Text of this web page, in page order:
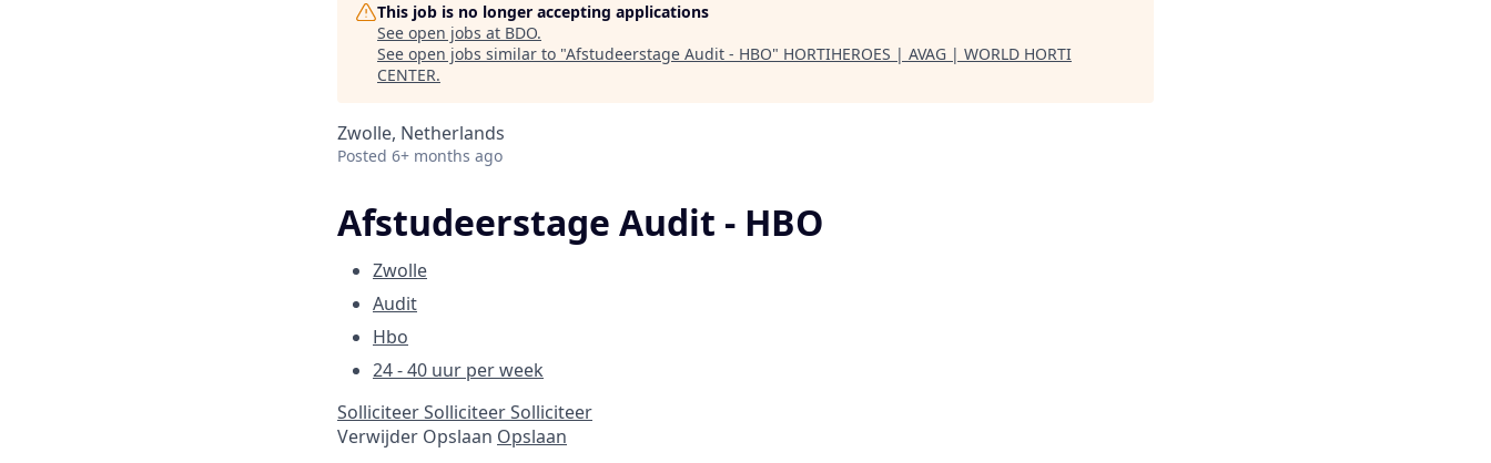
This job is no longer accepting applications
See open jobs at BDO.
See open jobs similar to "Afstudeerstage Audit - HBO" HORTIHEROES | AVAG | WORLD HORTI
CENTER.
Zwolle, Netherlands
Posted 6+ months ago
Afstudeerstage Audit - HBO
Zwolle
Audit
Hbo
24 - 40 uur per week
SolliciteerSolliciteerSolliciteer
Verwijder Opslaan Opslaan